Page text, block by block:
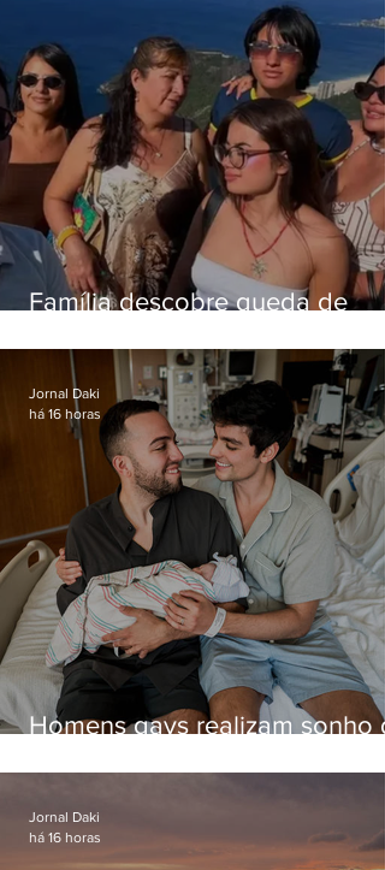
Família descobre queda de
enquanto aguardava segundo
voo
Homens gays realizam sonho
paternidade
Jornal Daki
há 16 horas
Jornal Daki
há 16 horas